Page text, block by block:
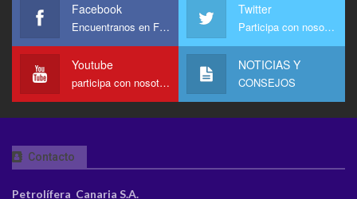
Facebook
Encuentranos en Facebook
Twitter
Participa con nosotros
Youtube
participa con nosotros en Youtube
NOTICIAS Y
CONSEJOS
Contacto
Petrolífera Canaria S.A.